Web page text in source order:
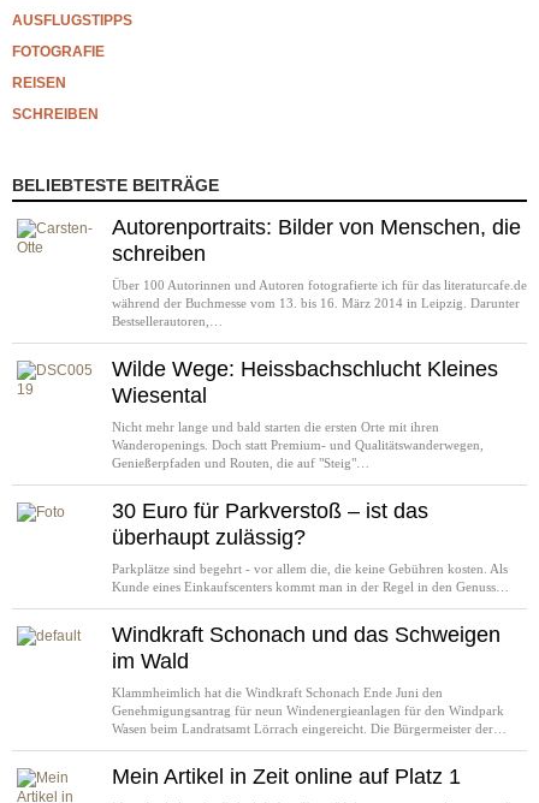
AUSFLUGSTIPPS
FOTOGRAFIE
REISEN
SCHREIBEN
BELIEBTESTE BEITRÄGE
Autorenportraits: Bilder von Menschen, die
schreiben
Über 100 Autorinnen und Autoren fotografierte ich für das literaturcafe.de
während der Buchmesse vom 13. bis 16. März 2014 in Leipzig. Darunter
Bestsellerautoren,…
Wilde Wege: Heissbachschlucht Kleines
Wiesental
Nicht mehr lange und bald starten die ersten Orte mit ihren
Wanderopenings. Doch statt Premium- und Qualitätswanderwegen,
Genießerpfaden und Routen, die auf "Steig"…
30 Euro für Parkverstoß – ist das
überhaupt zulässig?
Parkplätze sind begehrt - vor allem die, die keine Gebühren kosten. Als
Kunde eines Einkaufscenters kommt man in der Regel in den Genuss…
Windkraft Schonach und das Schweigen
im Wald
Klammheimlich hat die Windkraft Schonach Ende Juni den
Genehmigungsantrag für neun Windenergieanlagen für den Windpark
Wasen beim Landratsamt Lörrach eingereicht. Die Bürgermeister der…
Mein Artikel in Zeit online auf Platz 1